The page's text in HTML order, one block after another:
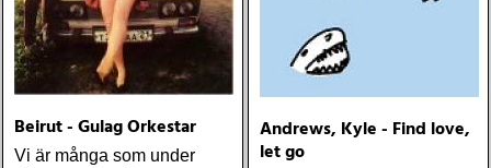
Beirut - Gulag Orkestar
Vi är många som under
Andrews, Kyle - Find love,
let go